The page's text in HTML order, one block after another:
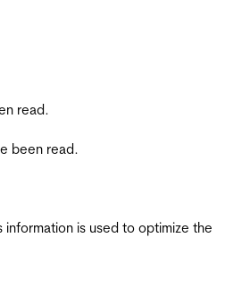
read.
been read.
information is used to optimize the